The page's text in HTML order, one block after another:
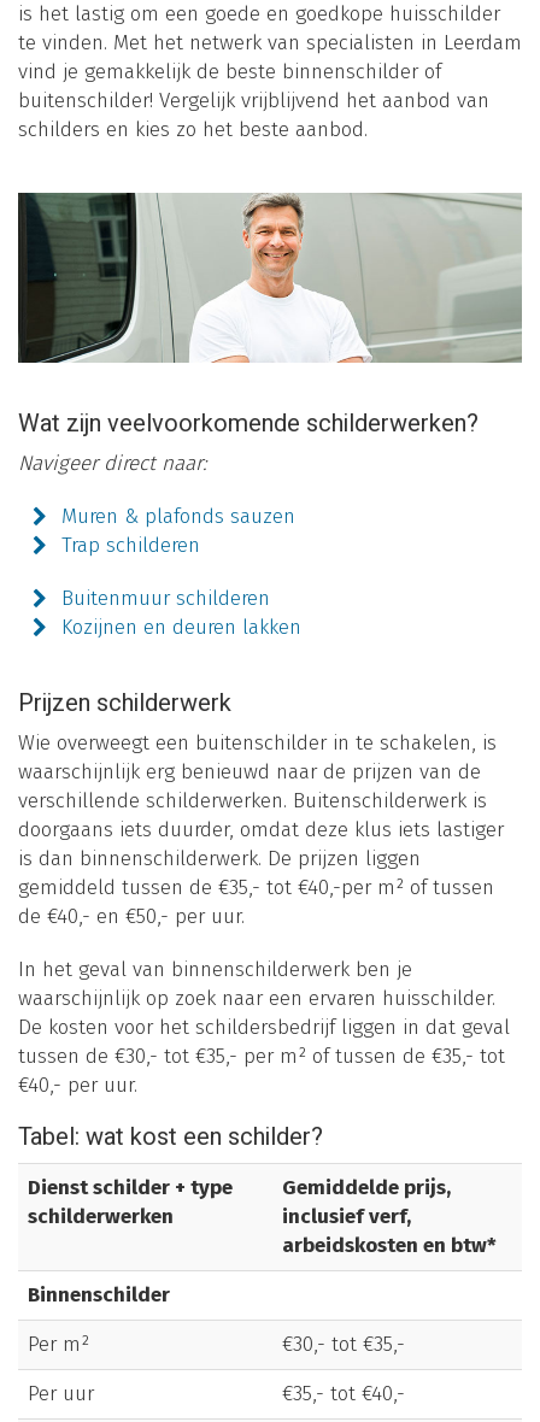
is het lastig om een goede en goedkope huisschilder
te vinden. Met het netwerk van specialisten in Leerdam
vind je gemakkelijk de beste binnenschilder of
buitenschilder! Vergelijk vrijblijvend het aanbod van
schilders en kies zo het beste aanbod.
Wat zijn veelvoorkomende schilderwerken?
Navigeer direct naar:
Muren & plafonds sauzen
Trap schilderen
Buitenmuur schilderen
Kozijnen en deuren lakken
Prijzen schilderwerk
Wie overweegt een buitenschilder in te schakelen, is
waarschijnlijk erg benieuwd naar de prijzen van de
verschillende schilderwerken. Buitenschilderwerk is
doorgaans iets duurder, omdat deze klus iets lastiger
is dan binnenschilderwerk. De prijzen liggen
gemiddeld tussen de €35,- tot €40,-per m² of tussen
de €40,- en €50,- per uur.
In het geval van binnenschilderwerk ben je
waarschijnlijk op zoek naar een ervaren huisschilder.
De kosten voor het schildersbedrijf liggen in dat geval
tussen de €30,- tot €35,- per m² of tussen de €35,- tot
€40,- per uur.
Tabel: wat kost een schilder?
Dienst schilder + type
schilderwerken
Gemiddelde prijs,
inclusief verf,
arbeidskosten en btw*
Binnenschilder
Per m²
€30,- tot €35,-
Per uur
€35,- tot €40,-